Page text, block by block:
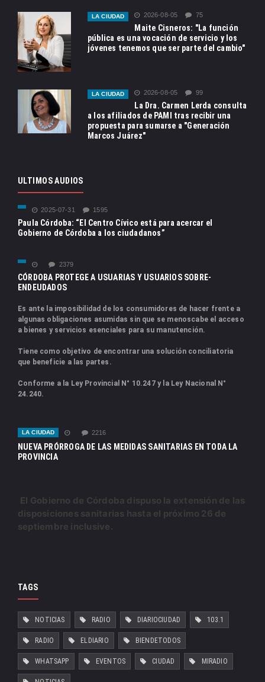
LA CIUDAD 2026-08-05 75
Maite Cisneros: "La función
pública es una vocación de servicio y los
jóvenes tenemos que ser parte del cambio"
LA CIUDAD 2026-08-05 99
La Dra. Carmen Lerda consulta
a los afiliados de PAMI tras recibir una
propuesta para sumarse a "Generación
Marcos Juárez"
ULTIMOS AUDIOS
2025-07-31 1595
Paula Córdoba: “El Centro Cívico está para acercar el
Gobierno de Córdoba a los ciudadanos”
2379
CÓRDOBA PROTEGE A USUARIAS Y USUARIOS SOBRE-
ENDEUDADOS
Es ante la imposibilidad de los consumidores de hacer frente a
algunas obligaciones asumidas sin que se menoscabe el acceso
a bienes y servicios esenciales para su manutención.
Tiene como objetivo de encontrar una solución conciliatoria
que beneficie a las partes.
Conforme a la Ley Provincial N° 10.247 y la Ley Nacional N°
24.240.
LA CIUDAD 2216
NUEVA PRÓRROGA DE LAS MEDIDAS SANITARIAS EN TODA LA
PROVINCIA
El Gobierno de Córdoba dispuso la extensión de las
disposiciones sanitarias hasta el próximo 26 de
septiembre inclusive.
TAGS
NOTICIAS RADIO DIARIOCIUDAD 103.1
RADIO ELDIARIO BIENDETODOS
WHATSAPP EVENTOS CIUDAD MIRADIO